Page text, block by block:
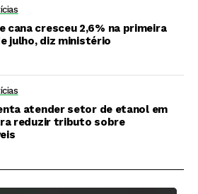
cana cresceu 2,6% na primeira
julho, diz ministério
atender setor de etanol em
reduzir tributo sobre